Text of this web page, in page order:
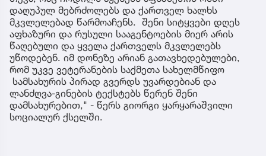
დაღუპულ მებრძოლებს და ქართველ ხალხს
მკვლელებად წარმოაჩენს. შენი სიტყვები დღეს
აფხაზური და რუსული სააგენტოების მიერ არის
წაღებული და ყველა ქართველს მკვლელებს
უწოდებენ. იმ დონეზე არიან გათავხედებულები,
რომ უკვე ვეტერანების საქმეთა სახელმწიფო
სამსახურის პირად გვერდს უვარდებიან და
ლანძღვა-გინების ტექსტებს წერენ შენი
დამსახურებით," - წერს გიორგი ყარყარაშვილი
სოციალურ ქსელში.